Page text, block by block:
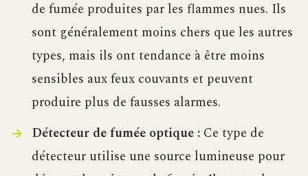
de fumée produites par les flammes nues. Ils
sont généralement moins chers que les autres
types, mais ils ont tendance à être moins
sensibles aux feux couvants et peuvent
produire plus de fausses alarmes.
Détecteur de fumée optique :Ce type de
détecteur utilise une source lumineuse pour